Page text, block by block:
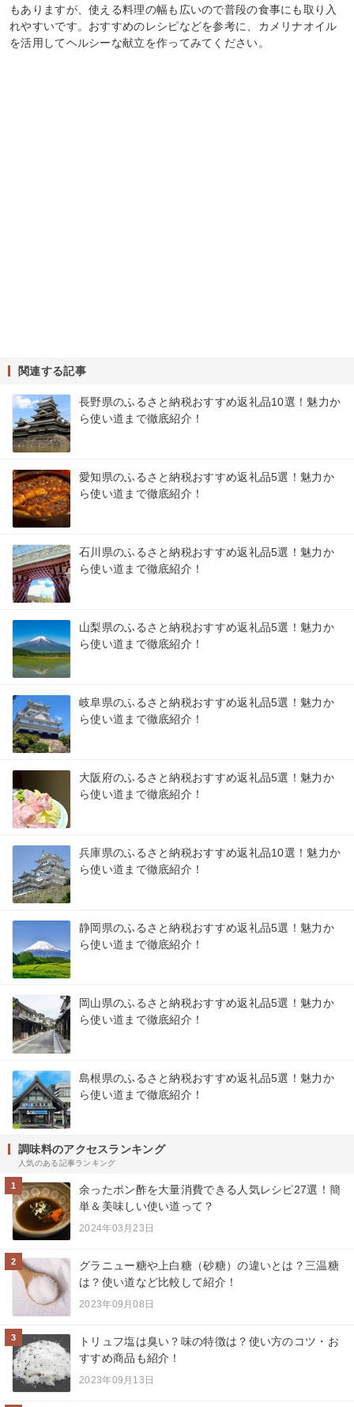
もありますが、使える料理の幅も広いので普段の食事にも取り入
れやすいです。おすすめのレシピなどを参考に、カメリナオイル
を活用してヘルシーな献立を作ってみてください。
関連する記事
長野県のふるさと納税おすすめ返礼品10選！魅力か
ら使い道まで徹底紹介！
愛知県のふるさと納税おすすめ返礼品5選！魅力か
ら使い道まで徹底紹介！
石川県のふるさと納税おすすめ返礼品5選！魅力か
ら使い道まで徹底紹介！
山梨県のふるさと納税おすすめ返礼品5選！魅力か
ら使い道まで徹底紹介！
岐阜県のふるさと納税おすすめ返礼品5選！魅力か
ら使い道まで徹底紹介！
大阪府のふるさと納税おすすめ返礼品5選！魅力か
ら使い道まで徹底紹介！
兵庫県のふるさと納税おすすめ返礼品10選！魅力か
ら使い道まで徹底紹介！
静岡県のふるさと納税おすすめ返礼品5選！魅力か
ら使い道まで徹底紹介！
岡山県のふるさと納税おすすめ返礼品5選！魅力か
ら使い道まで徹底紹介！
島根県のふるさと納税おすすめ返礼品5選！魅力か
ら使い道まで徹底紹介！
調味料のアクセスランキング
人気のある記事ランキング
1
余ったポン酢を大量消費できる人気レシピ27選！簡
単＆美味しい使い道って？
2024年03月23日
2
グラニュー糖や上白糖（砂糖）の違いとは？三温糖
は？使い道など比較して紹介！
2023年09月08日
3
トリュフ塩は臭い？味の特徴は？使い方のコツ・お
すすめ商品も紹介！
2023年09月13日